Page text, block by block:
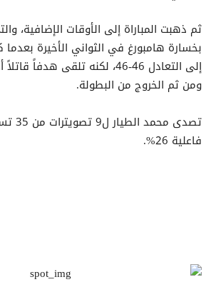
ثم ذهبت المباراة إلى الأوقات الإضافية،
بخسارة هامبورغ في الثواني الأخيرة بعدما
إلى التعادل 46-46، لكنه تلقى
ومن ثم الخروج من البطولة.
تصدى
فاعلية 26%.